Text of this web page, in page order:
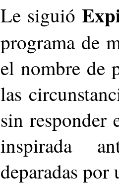
Le siguió
programa de
el nombre de
las
sin responder
inspirada
deparadas